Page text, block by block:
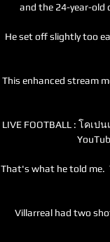
and the 24-year-old
He set off slightly too
This enhanced stream
LIVE FOOTBALL : โคเ
That's what he told me.
Villarreal had two